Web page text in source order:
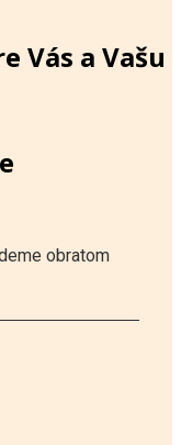
Vás a Vašu
obratom